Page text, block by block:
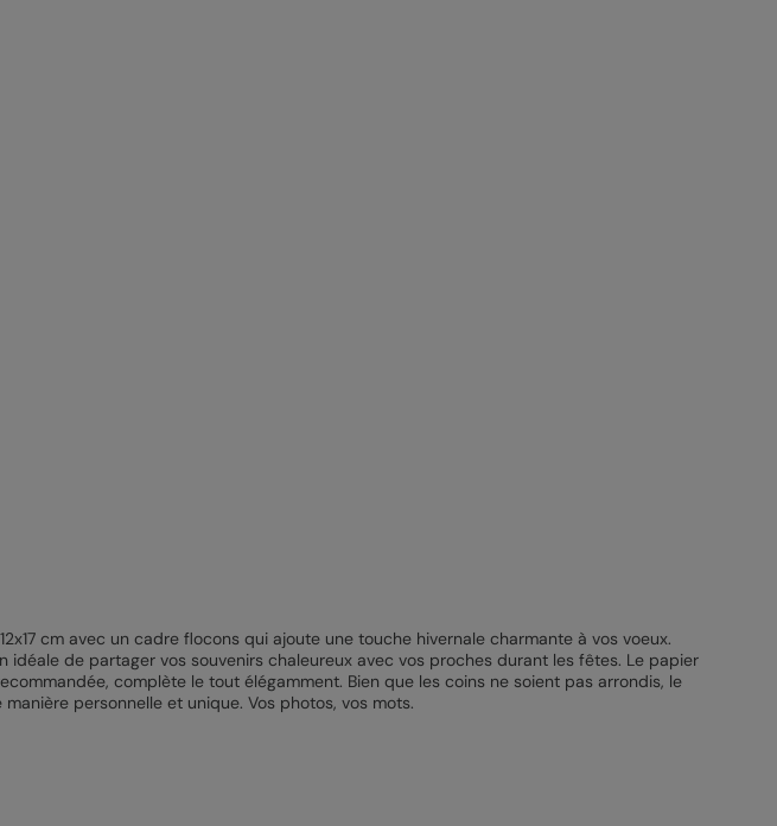
cm avec un cadre flocons qui ajoute une touche hivernale charmante à vos voeux.
de partager vos souvenirs chaleureux avec vos proches durant les fêtes. Le papier
complète le tout élégamment. Bien que les coins ne soient pas arrondis, le
personnelle et unique. Vos photos, vos mots.